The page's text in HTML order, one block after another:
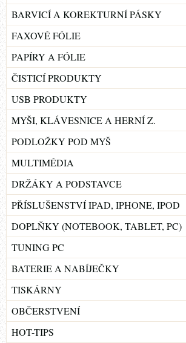
BARVICÍ A KOREKTURNÍ PÁSKY
FAXOVÉ FÓLIE
PAPÍRY A FÓLIE
ČISTICÍ PRODUKTY
USB PRODUKTY
MYŠI, KLÁVESNICE A HERNÍ Z.
PODLOŽKY POD MYŠ
MULTIMÉDIA
DRŽÁKY A PODSTAVCE
PŘÍSLUŠENSTVÍ IPAD, IPHONE, IPOD
DOPLŇKY (NOTEBOOK, TABLET, PC)
TUNING PC
BATERIE A NABÍJEČKY
TISKÁRNY
OBČERSTVENÍ
HOT-TIPS